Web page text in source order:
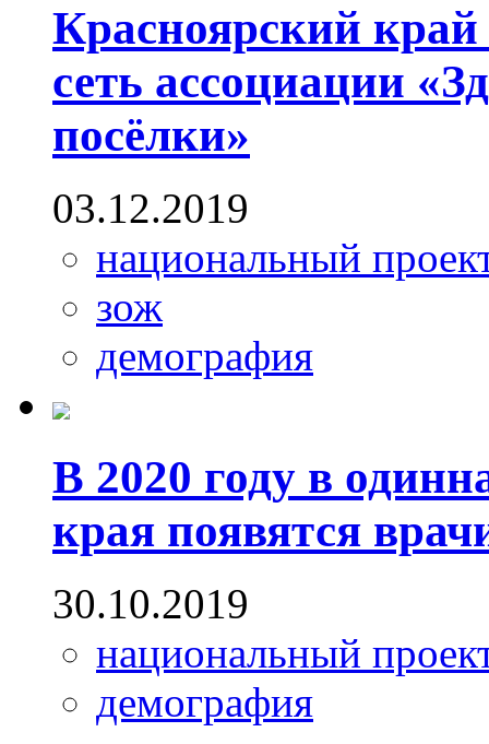
Красноярский край
сеть ассоциации
посёлки»
03.12.2019
национальный
зож
демография
В 2020 году в
края появятся
30.10.2019
национальный
демография